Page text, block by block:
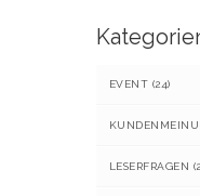
EVENT (24)
LESERFRAGEN